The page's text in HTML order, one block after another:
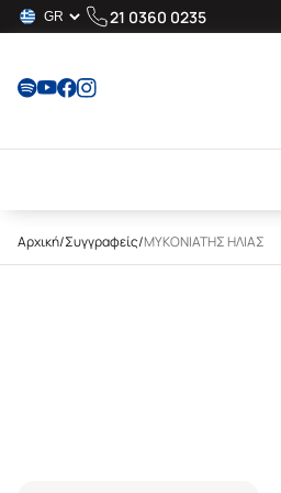
21 0360 0235
Αρχική/Συγγραφείς/ΜΥΚΟΝΙΑΤΗΣ ΗΛΙΑΣ